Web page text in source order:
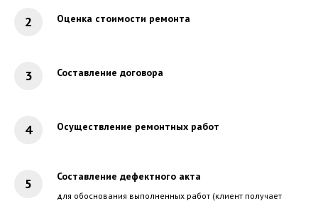
Оценка стоимости ремонта
Составление договора
Осуществление ремонтных работ
Составление дефектного акта
для обоснования выполненных работ (клиент получает